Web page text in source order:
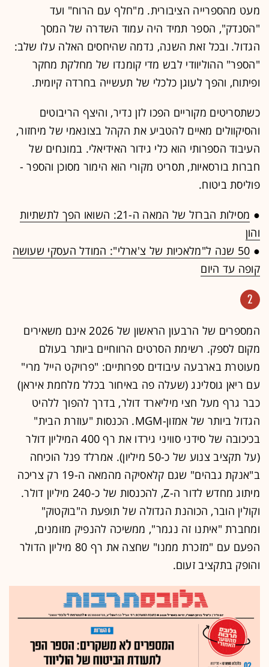
מעט מהספרייה הציבורית. מ"חלף עם הרוח" ועד
"הסנדק", הספר תמיד היה עמוד השדרה של המסך
הגדול. ובכל זאת השנה, נדמה שהיחסים האלה עלו שלב:
"הספר" ההוליוודי לבש מדי קומנדו של מחלקת מחקר
ופיתוח, והפך לעוגן כלכלי של תעשייה בחרדה קיומית.
כשתסריטים מקוריים הפכו לזן נדיר, והיצף הריבוטים
והסיקוולים מאיים להטביע את הקהל בצונאמי של מיחזור,
העיבוד הספרותי הוא כלי גידור האידיאלי. במונחים של
חברות בורסאיות, תסריט מקורי הוא הימור מסוכן והספר -
פוליסת ביטוח.
●
מסילות הברזל של המאה ה-21: השואו הפך לתשתיות
והון
●
50 שנה ל"מלאכיות של צ'ארלי": המודל העסקי שעושה
קופה עד היום
2
המספרים של הרבעון הראשון של 2026 אינם משאירים
מקום לספק. רשימת הסרטים הרווחיים ביותר בעולם
מעוטרת בארבעה עיבודים ספרותיים: "פרויקט הייל מרי"
עם ריאן גוסלינג (שעלה פה באיחור בכלל מלחמת איראן)
כבר גרף מעל חצי מיליארד דולר, בדרך להפוך ללהיט
הגדול ביותר של אמזון-MGM. הכנסות "עוזרת הבית"
בכיכובה של סידני סוויני גירדו את רף 400 המיליון דולר
(על תקציב צנוע של כ-50 מיליון). אמרלד פנל הוכיחה
ב"אנקת גבהים" שגם קלאסיקה מהמאה ה-19 רק צריכה
מיתוג מחדש לדור ה-Z, להכנסות של כ-240 מיליון דולר.
וקולין הובר, הכוהנת הגדולה של תופעת ה"בוקטוק"
ומחברת "איתנו זה נגמר", ממשיכה להנפיק מזומנים,
הפעם עם "מזכרת ממנו" שחצה את רף 80 מיליון הדולר
והופק בתקציב זעום.